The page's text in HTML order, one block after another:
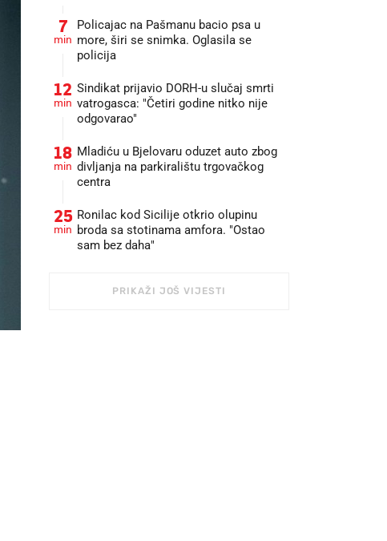
7
min
Policajac na Pašmanu bacio psa u
more, širi se snimka. Oglasila se
policija
12
min
Sindikat prijavio DORH-u slučaj smrti
vatrogasca: "Četiri godine nitko nije
odgovarao"
18
min
Mladiću u Bjelovaru oduzet auto zbog
divljanja na parkiralištu trgovačkog
centra
25
min
Ronilac kod Sicilije otkrio olupinu
broda sa stotinama amfora. "Ostao
sam bez daha"
PRIKAŽI JOŠ VIJESTI